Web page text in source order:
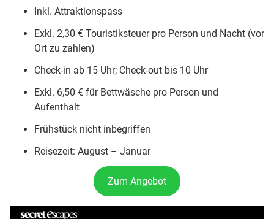
Inkl. Attraktionspass
Exkl. 2,30 € Touristiksteuer pro Person und Nacht (vor
Ort zu zahlen)
Check-in ab 15 Uhr; Check-out bis 10 Uhr
Exkl. 6,50 € für Bettwäsche pro Person und
Aufenthalt
Frühstück nicht inbegriffen
Reisezeit: August – Januar
Zum Angebot